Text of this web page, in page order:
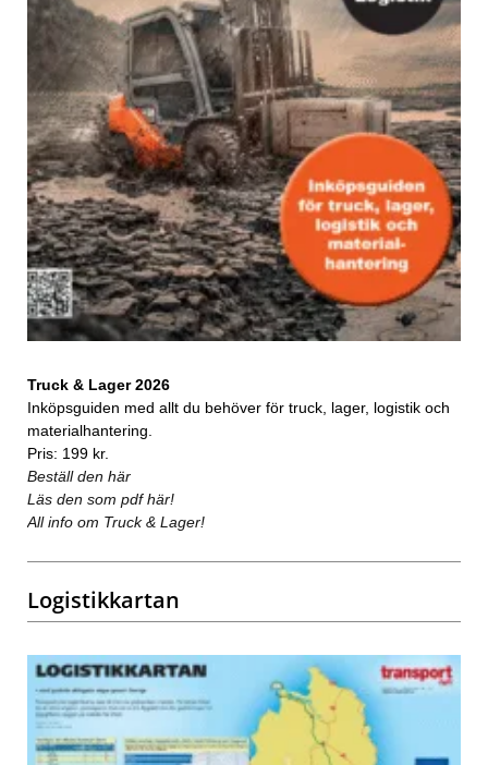
Truck & Lager 2026
Inköpsguiden med allt du behöver för truck, lager, logistik och
materialhantering.
Pris: 199 kr.
Beställ den här
Läs den som pdf här!
All info om Truck & Lager!
Logistikkartan